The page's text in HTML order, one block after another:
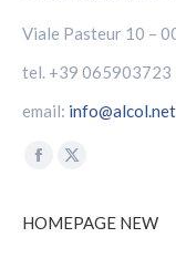
Viale Pasteur 10 –
tel. +39 065903723
email: info@alcol.net
Find us on:
Facebook
opens
X
opens
HOMEPAGE NEW